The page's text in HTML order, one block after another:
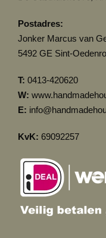
Postadres:
Jonker Marcus van
5492 GE Sint-
T: 0413-420620
W:
E:
KvK: 69092257